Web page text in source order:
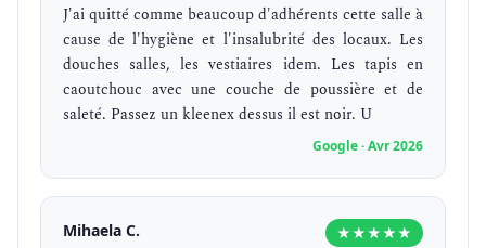
J'ai quitté comme beaucoup d'adhérents cette salle à
cause de l'hygiène et l'insalubrité des locaux. Les
douches salles, les vestiaires idem. Les tapis en
caoutchouc avec une couche de poussière et de
saleté. Passez un kleenex dessus il est noir. U
Google · Avr 2026
Mihaela C. ★★★★★